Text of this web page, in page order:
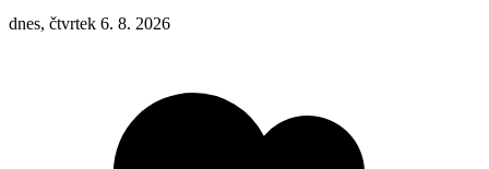
dnes, čtvrtek 6. 8. 2026